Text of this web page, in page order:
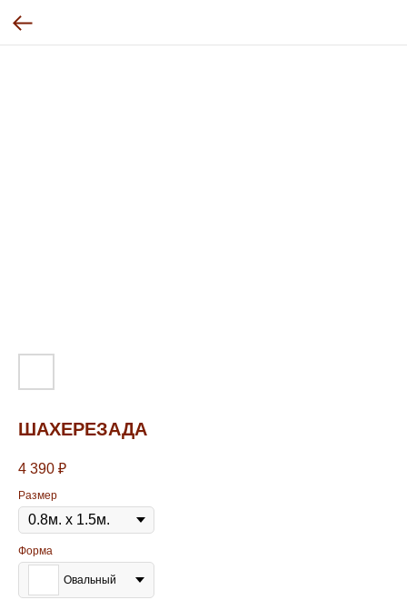
ШАХЕРЕЗАДА
4 390 ₽
Размер
Форма
Овальный